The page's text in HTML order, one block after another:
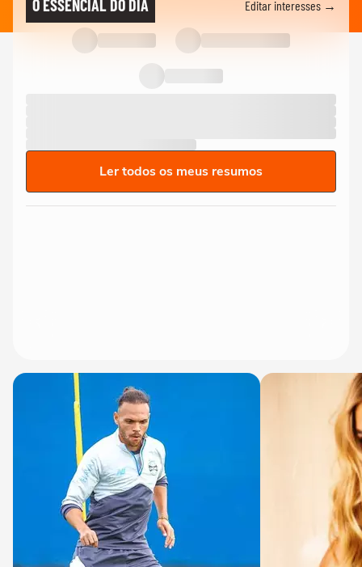
O ESSENCIAL DO DIA Editar interesses →
Ler todos os meus resumos